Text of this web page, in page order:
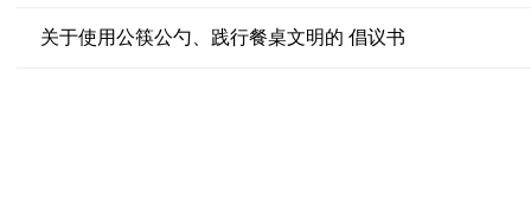
关于使用公筷公勺、践行餐桌文明的 倡议书